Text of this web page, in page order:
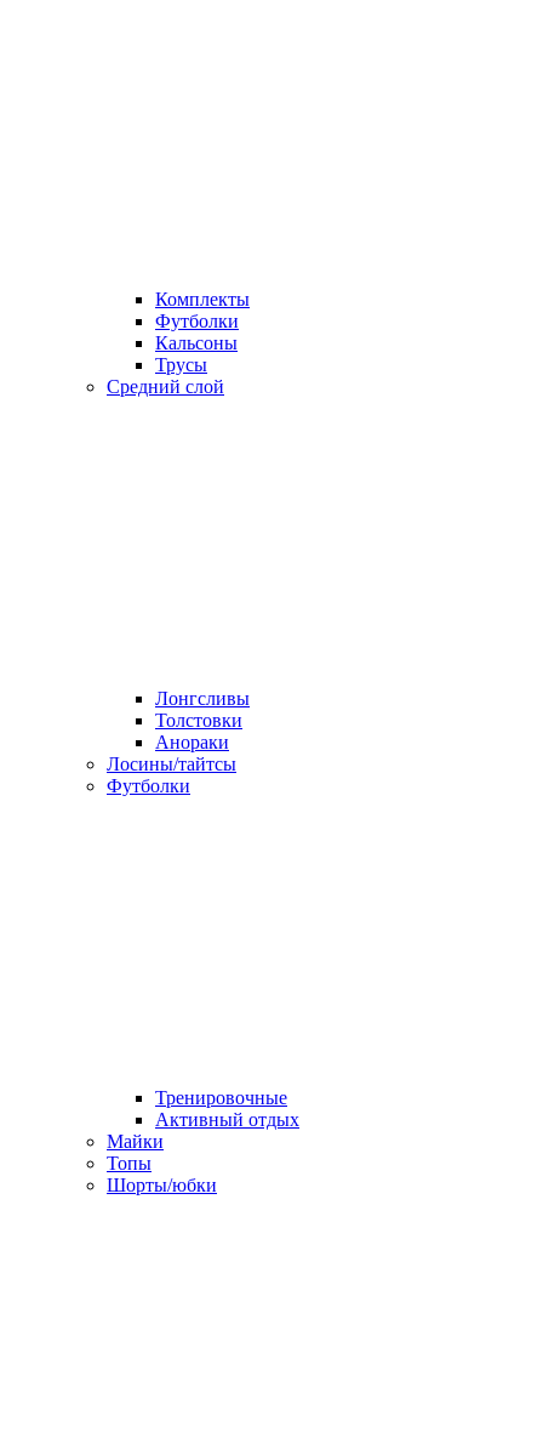
Комплекты
Футболки
Кальсоны
Трусы
Средний слой
Лонгсливы
Толстовки
Анораки
Лосины/тайтсы
Футболки
Тренировочные
Активный отдых
Майки
Топы
Шорты/юбки